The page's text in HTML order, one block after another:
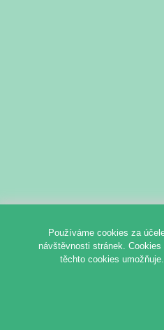
Používáme cookies za
návštěvnosti stránek.
těchto cookies